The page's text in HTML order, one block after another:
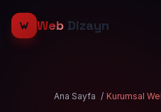
Web Dizayn
Ana Sayfa / Kurumsal